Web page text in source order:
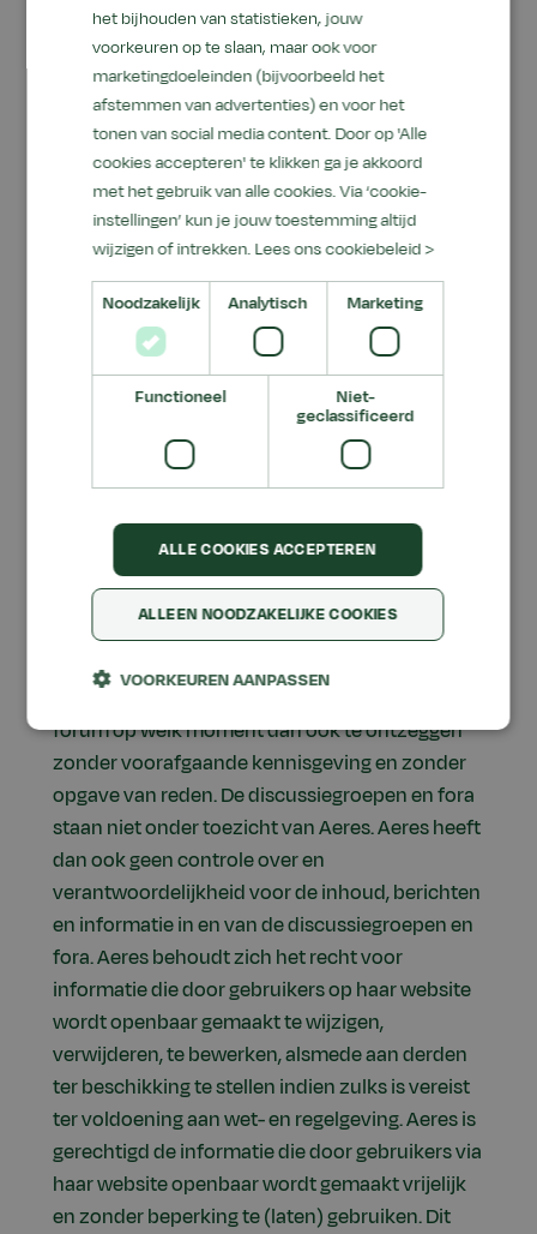
fora is het onder meer niet toegestaan om:
anderen te beledigen, te bedreigen dan wel
inbreuk te maken op de persoonlijke
levenssfeer van derden, anderen te beperken in
of verhinderen tot het gebruik en het gemak van
de discussiegroepen en fora onfatsoenlijk,
lasterlijk of anderszins ongeschikte informatie
openbaar te maken of informatie te uploaden of
te posten waarmee inbreuk wordt of kan
worden gemaakt op intellectuele
eigendomsrechten van derden en/of schade
wordt of kan worden toegebracht aan
computers van anderen informatie te
downloaden die door een andere gebruiker
openbaar is gemaakt en waarvan redelijkerwijs
bekend mag worden verondersteld dat deze
inbreuk maakt of kan maken op rechten van
derden goederen te verkopen of te adverteren
voor commerciële doeleinden.
Aeres behoudt zich het recht voor om een
forum op welk moment dan ook te ontzeggen
zonder voorafgaande kennisgeving en zonder
opgave van reden. De discussiegroepen en fora
staan niet onder toezicht van Aeres. Aeres heeft
dan ook geen controle over en
verantwoordelijkheid voor de inhoud, berichten
en informatie in en van de discussiegroepen en
fora. Aeres behoudt zich het recht voor
informatie die door gebruikers op haar website
wordt openbaar gemaakt te wijzigen,
verwijderen, te bewerken, alsmede aan derden
ter beschikking te stellen indien zulks is vereist
ter voldoening aan wet- en regelgeving. Aeres is
gerechtigd de informatie die door gebruikers via
haar website openbaar wordt gemaakt vrijelijk
en zonder beperking te (laten) gebruiken. Dit
het bijhouden van statistieken, jouw
voorkeuren op te slaan, maar ook voor
marketingdoeleinden (bijvoorbeeld het
afstemmen van advertenties) en voor het
tonen van social media content. Door op 'Alle
cookies accepteren' te klikken ga je akkoord
met het gebruik van alle cookies. Via ‘cookie-
instellingen’ kun je jouw toestemming altijd
wijzigen of intrekken. Lees ons cookiebeleid >
Noodzakelijk Analytisch Marketing
Functioneel
Niet-
geclassificeerd
ALLE COOKIES ACCEPTEREN
ALLEEN NOODZAKELIJKE COOKIES
VOORKEUREN AANPASSEN